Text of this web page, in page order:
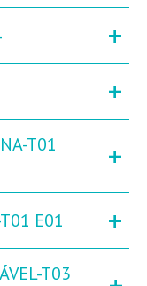
+
+
T01
+
E01 +
T03